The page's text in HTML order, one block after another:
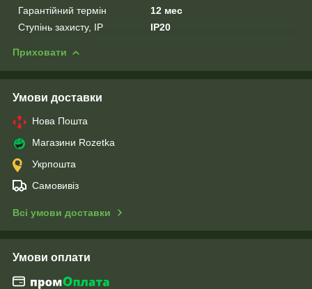
Гарантійний термін
12 мес
Ступінь захисту, IP
IP20
Приховати
Умови доставки
Нова Пошта
Магазини Rozetka
Укрпошта
Самовивіз
Всі умови доставки
Умови оплати